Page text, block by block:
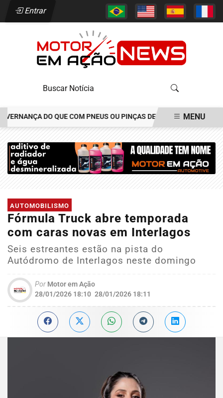
Entrar
DO QUE COM PNEUS OU PINÇAS DE FREIOS JOÃO ALÉCIO
MENU
AUTOMOBILISMO
Fórmula Truck abre temporada
com caras novas em Interlagos
Seis estreantes estão na pista do
Autódromo de Interlagos neste domingo
Por Motor em Ação
28/01/2026 18:10 28/01/2026 18:11